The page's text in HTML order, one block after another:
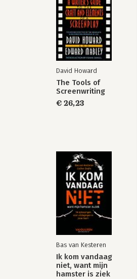
en ontwikkeling van de mens
(onbewust) beïnvloeden, verbindt zij
individuele paden met de dynamiek en
gang van zaken binnen organisaties. En
met de stem van het hart als natuurlijk
Met 'The Syllie System' richt zij zich tot
koersbepalers die onderzoeken welke
koers zij gaan. In het eigen leven. In
David Howard
The Tools of
Screenwriting
€ 26,23
Bas van Kesteren
Ik kom vandaag
niet, want mijn
hamster is ziek